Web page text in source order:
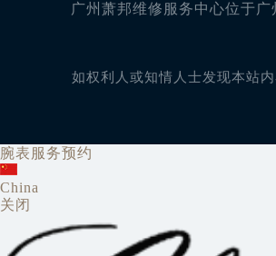
广州萧邦维修服务中心位于
如权利人或知情人士发现本站
腕表服务预约
China
关闭